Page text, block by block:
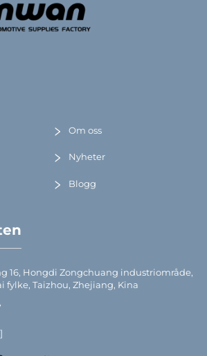
Om oss
Nyheter
Blogg
16, Hongdi Zongchuang industriområde,
fylke, Taizhou, Zhejiang, Kina